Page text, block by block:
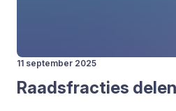
11 september 2025
Raads­frac­ties